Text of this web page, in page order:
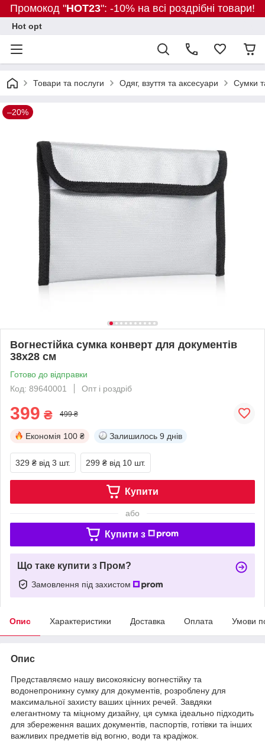
Промокод "HOT23": -10% на всі роздрібні товари!
Hot opt
Товари та послуги Одяг, взуття та аксесуари Сумки
–20%
Вогнестійка сумка конверт для документів
38x28 см
Готово до відправки
Код: 89640001
Опт і роздріб
399 ₴ 499 ₴
Економія 100 ₴ Залишилось 9 днів
329 ₴ від 3 шт. 299 ₴ від 10 шт.
Купити
або
Купити з
Що таке купити з Пром?
Замовлення під захистом
Опис Характеристики Доставка Оплата Умови
Опис
Представляємо нашу високоякісну вогнестійку та
водонепроникну сумку для документів, розроблену для
максимальної захисту ваших цінних речей. Завдяки
елегантному та міцному дизайну, ця сумка ідеально підходить
для збереження ваших документів, паспортів, готівки та інших
важливих предметів від вогню, води та крадіжок.